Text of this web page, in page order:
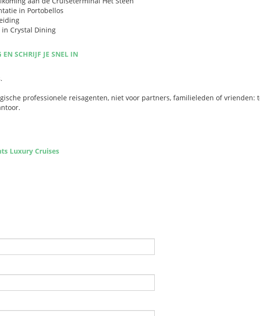
in Portobellos
in Crystal Dining
SCHRIJF JE SNEL IN
professionele reisagenten, niet voor partners, familieleden of vrienden:
Luxury Cruises